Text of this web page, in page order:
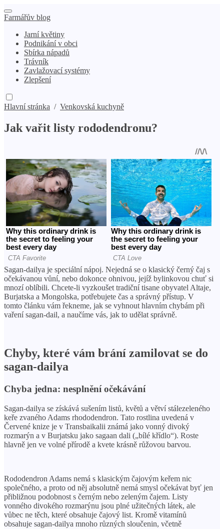
Farmářův blog
Jarní květiny
Podnikání v obci
Sbírka nápadů
Trávník
Zavlažovací systémy
Zlepšení
Hlavní stránka / Venkovská kuchyně
Jak vařit listy rododendronu?
Sagan-dailya je speciální nápoj. Nejedná se o klasický černý čaj s
očekávanou vůní, nebo dokonce ohnivou, jejíž bylinkovou chuť si
mnozí oblíbili. Chcete-li vyzkoušet tradiční tisane obyvatel Altaje,
Burjatska a Mongolska, potřebujete čas a správný přístup. V
tomto článku vám řekneme, jak se vyhnout hlavním chybám při
vaření sagan-dail, a naučíme vás, jak to udělat správně.
Chyby, které vám brání zamilovat se do
sagan-dailya
Chyba jedna: nesplnění očekávání
Sagan-dailya se získává sušením listů, květů a větví stálezeleného
keře zvaného Adams rhododendron. Tato rostlina uvedená v
Červené knize je v Transbaikalii známá jako vonný divoký
rozmarýn a v Burjatsku jako sagaan dali („bílé křídlo“). Roste
hlavně jen ve volné přírodě a kvete krásně růžovou barvou.
Rododendron Adams nemá s klasickým čajovým keřem nic
společného, ​​a proto od něj absolutně nemá smysl očekávat byť jen
přibližnou podobnost s černým nebo zeleným čajem. Listy
vonného divokého rozmarýnu jsou plné užitečných látek, ale
vůbec ne těch, které obsahuje čajový list. Kromě vitamínů
obsahuje sagan-dailya mnoho různých sloučenin, včetně